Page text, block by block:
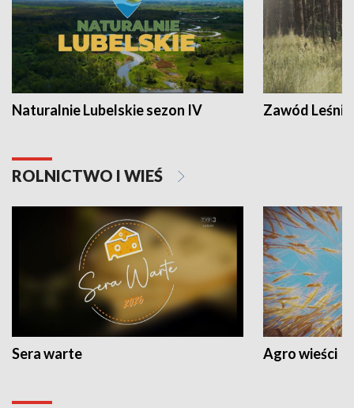
Naturalnie Lubelskie sezon IV Zawód Leśnik
ROLNICTWO I WIEŚ
Sera warte Agro wieści